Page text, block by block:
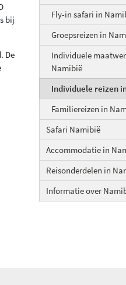
Fly-in safari in
Groepsreizen in
Individuele
Namibië
Individuele reizen
Familiereizen in
Safari Namibië
Accommodatie in
Reisonderdelen in
Informatie over
bij
De